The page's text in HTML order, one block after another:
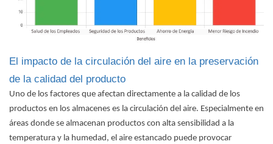
El impacto de la circulación del aire en la preservación
de la calidad del producto
Uno de los factores que afectan directamente a la calidad de los
productos en los almacenes es la circulación del aire. Especialmente en
áreas donde se almacenan productos con alta sensibilidad a la
temperatura y la humedad, el aire estancado puede provocar